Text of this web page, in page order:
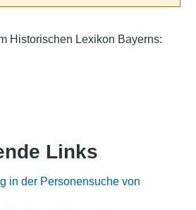
Historischen Lexikon Bayerns:
Links
in der Personensuche von